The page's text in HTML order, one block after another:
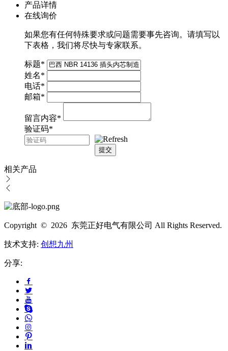
产品详情
在线询价
如果您有任何特殊要求或问题需要事先咨询。请填写以
下表格，我们将尽快与专家联系。
标题*
姓名*
电话*
邮箱*
留言内容*
验证码*
提交
相关产品
Copyright © 2026 东莞正好电气有限公司 All Rights Reserved.
技术支持: 创想九州
分享: